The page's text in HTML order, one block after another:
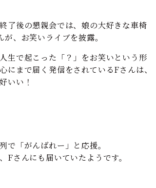
了後の懇親会では、娘の大好きな車椅
が、お笑いライブを披露。
生で起こった「？」をお笑いという形
にまで届く発信をされているFさんは、
いい！
で「がんばれー」と応援。
Fさんにも届いていたようです。